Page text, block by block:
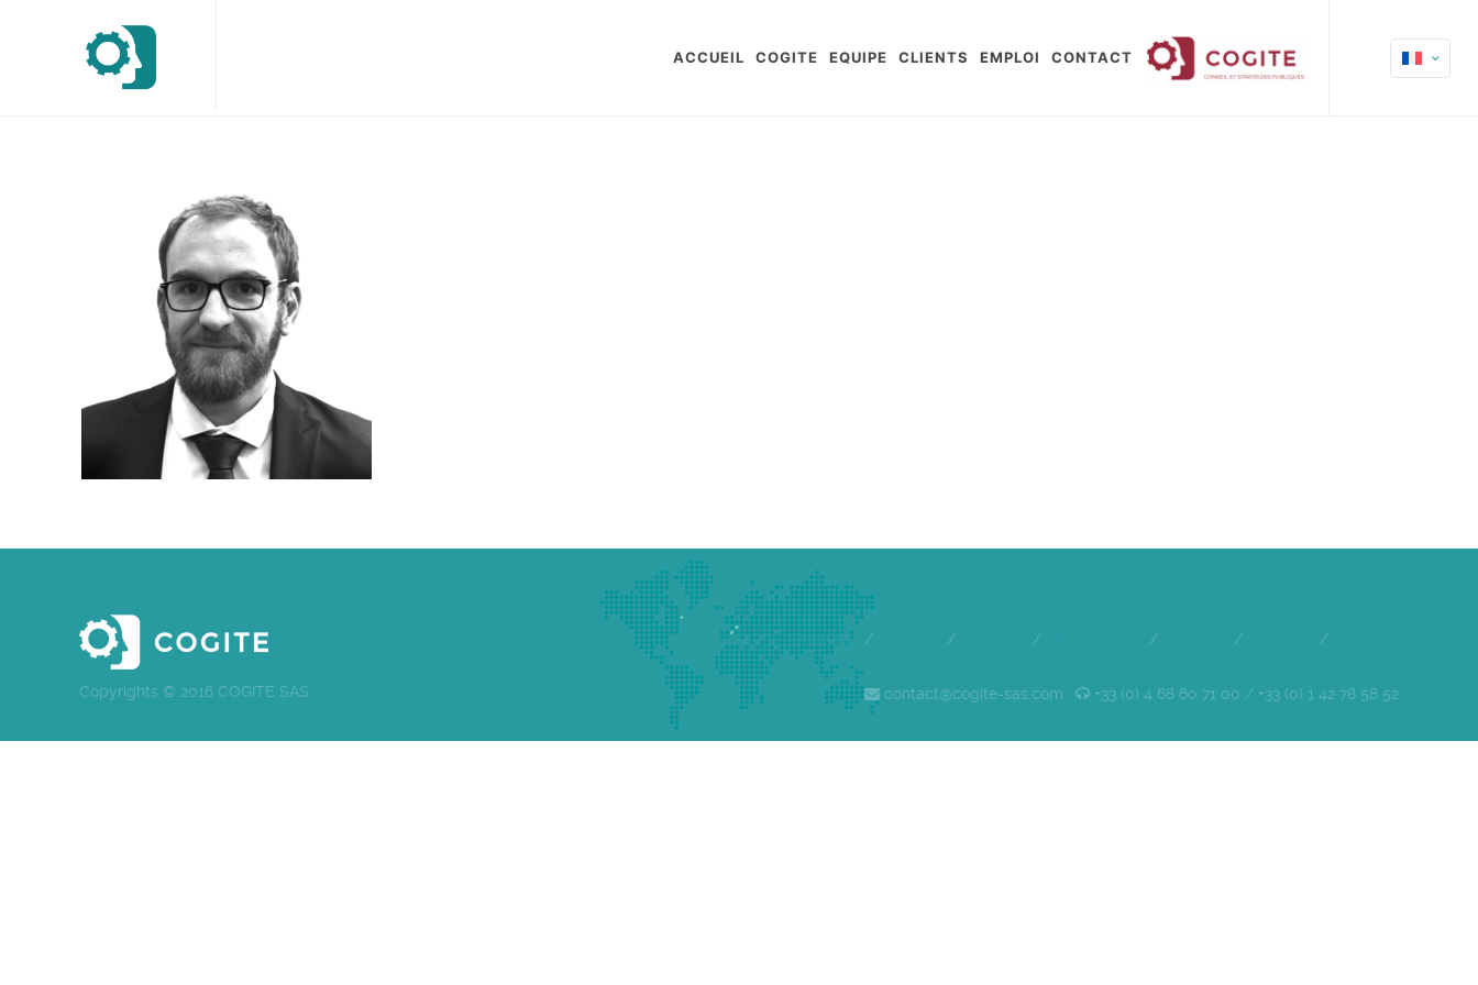
ACCUEIL COGITE EQUIPE CLIENTS EMPLOI CONTACT
Copyrights © 2016 COGITE SAS
Accueil / / / / / /
contact@cogite-sas.com · +33 (0) 4 68 60 71 00 / +33 (0) 1 42 78 58 52